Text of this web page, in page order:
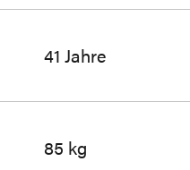
41 Jahre
85 kg